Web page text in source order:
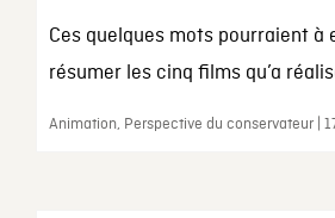
Ces quelques mots pourraient à
résumer les cinq films qu’a
Animation, Perspective du conservateur |